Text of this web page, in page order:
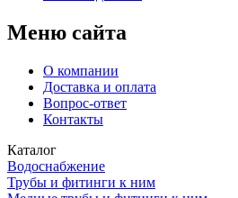
Меню сайта
О компании
Доставка и оплата
Вопрос-ответ
Контакты
Каталог
Водоснабжение
Трубы и фитинги к ним